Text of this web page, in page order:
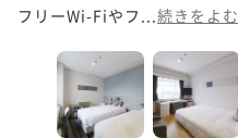
フリーWi-Fiやフ... 続きをよむ